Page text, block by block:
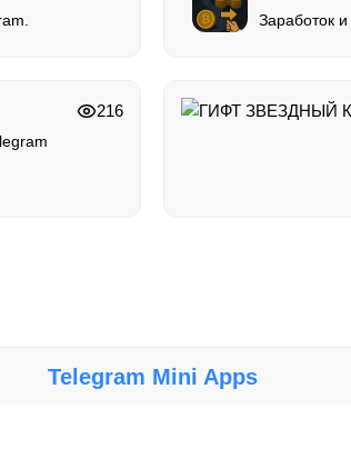
Заработок
216
Telegram Mini Apps